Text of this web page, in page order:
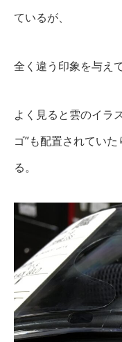
ているが、
全く違う印象を与え
よく見ると雲のイラ
ゴ”も配置されてい
る。